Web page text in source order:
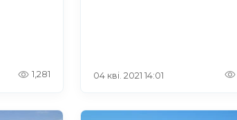
1,281 04 кві. 2021 14:01